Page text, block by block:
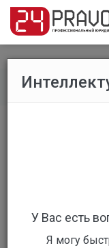
Все вопросы /
Вопрос по
плата
Стоимость:
Ответов: 6
У Вас есть
Я могу